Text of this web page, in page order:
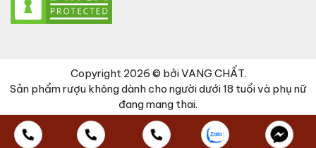
Copyright 2026 © bởi VANG CHẤT.
Sản phẩm rượu không dành cho người dưới 18 tuổi và phụ nữ
đang mang thai.
Đã thêm sản phẩm vào giỏ hàng Thanh toán